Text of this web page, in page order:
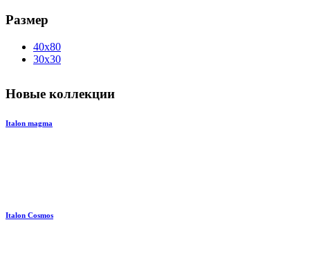
Размер
40x80
30x30
Новые коллекции
Italon magma
Italon Cosmos